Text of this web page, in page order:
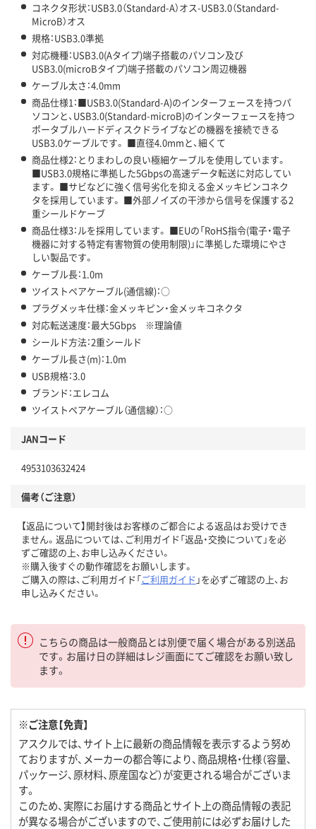
コネクタ形状：USB3.0（Standard-A）オス-USB3.0（Standard-
MicroB）オス
規格：USB3.0準拠
対応機種：USB3.0(Aタイプ)端子搭載のパソコン及び
USB3.0(microBタイプ)端子搭載のパソコン周辺機器
ケーブル太さ：4.0mm
商品仕様1：■USB3.0(Standard-A)のインターフェースを持つパ
ソコンと、USB3.0(Standard-microB)のインターフェースを持つ
ポータブルハードディスクドライブなどの機器を接続できる
USB3.0ケーブルです。 ■直径4.0mmと、細くて
商品仕様2：とりまわしの良い極細ケーブルを使用しています。
■USB3.0規格に準拠した5Gbpsの高速データ転送に対応してい
ます。 ■サビなどに強く信号劣化を抑える金メッキピンコネク
タを採用しています。 ■外部ノイズの干渉から信号を保護する2
重シールドケーブ
商品仕様3：ルを採用しています。 ■EUの「RoHS指令(電子・電子
機器に対する特定有害物質の使用制限)」に準拠した環境にやさ
しい製品です。
ケーブル長：1.0m
ツイストペアケーブル(通信線)：○
プラグメッキ仕様：金メッキピン・金メッキコネクタ
対応転送速度：最大5Gbps ※理論値
シールド方法：2重シールド
ケーブル長さ(m)：1.0m
USB規格：3.0
ブランド：エレコム
ツイストペアケーブル（通信線）：○
JANコード
4953103632424
備考（ご注意）
【返品について】開封後はお客様のご都合による返品はお受けでき
ません。返品については、ご利用ガイド「返品・交換について」を必
ずご確認の上、お申し込みください。
※購入後すぐの動作確認をお願いします。
ご購入の際は、ご利用ガイド「ご利用ガイド 」を必ずご確認の上、お
申し込みください。
こちらの商品は一般商品とは別便で届く場合がある別送品
です。お届け日の詳細はレジ画面にてご確認をお願い致し
ます。
※ご注意【免責】
アスクルでは、サイト上に最新の商品情報を表示するよう努め
ておりますが、メーカーの都合等により、商品規格・仕様（容量、
パッケージ、原材料、原産国など）が変更される場合がございま
す。
このため、実際にお届けする商品とサイト上の商品情報の表記
が異なる場合がございますので、ご使用前には必ずお届けした